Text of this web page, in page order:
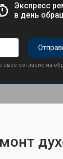
Экспресс
в день
согласие на